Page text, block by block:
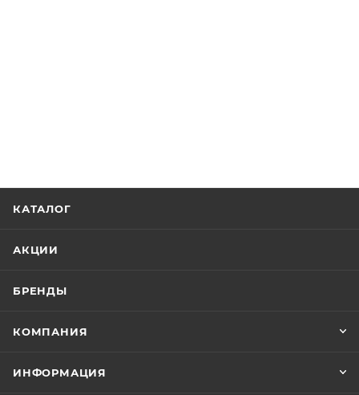
КАТАЛОГ
АКЦИИ
БРЕНДЫ
КОМПАНИЯ
ИНФОРМАЦИЯ